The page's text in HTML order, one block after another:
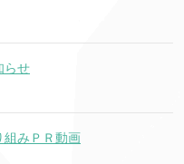
らせ
組みＰＲ動画